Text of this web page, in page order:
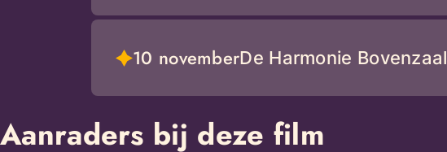
10 novemberDe Harmonie Bovenzaal
Aanraders bij deze film